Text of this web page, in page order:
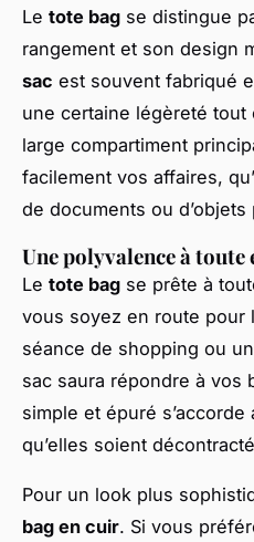
Le tote bag se distingue
rangement et son design
sac est souvent fabriqué
une certaine légèreté tout
large compartiment
facilement vos affaires,
de documents ou
Une polyvalence à toute
Le tote bag se prête à
vous soyez en route pour
séance de shopping ou
sac saura répondre à vos
simple et épuré
qu’elles soient
Pour un look plus
bag en cuir. Si vous